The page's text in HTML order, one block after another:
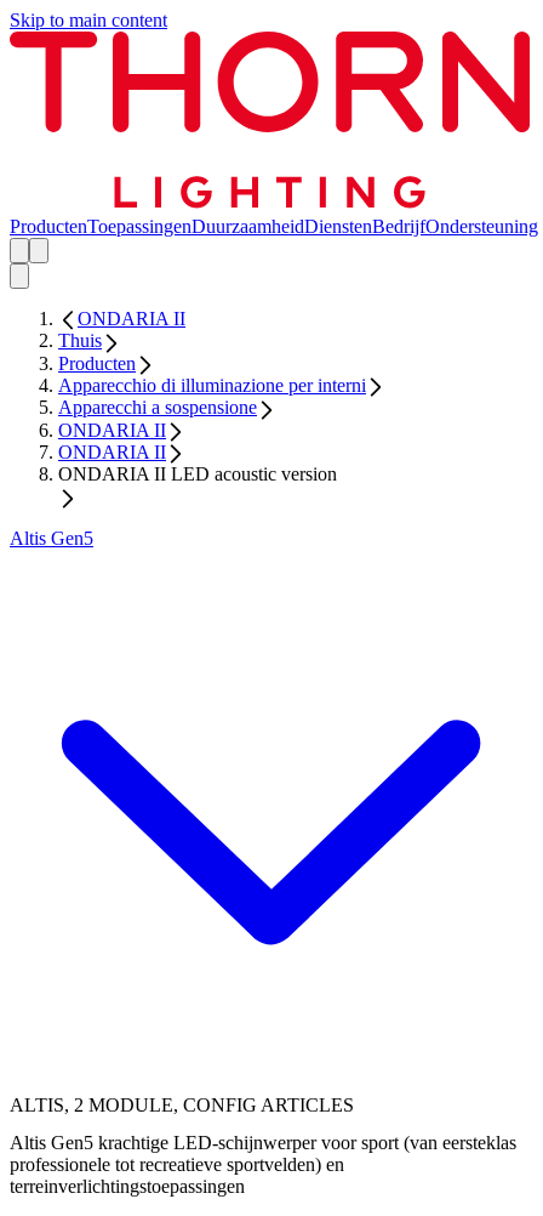
Skip to main content
ProductenToepassingenDuurzaamheidDienstenBedrijfOndersteuning
ONDARIA II
Thuis
Producten
Apparecchio di illuminazione per interni
Apparecchi a sospensione
ONDARIA II
ONDARIA II
ONDARIA II LED acoustic version
Altis Gen5
ALTIS, 2 MODULE, CONFIG ARTICLES
Altis Gen5 krachtige LED-schijnwerper voor sport (van eersteklas
professionele tot recreatieve sportvelden) en
terreinverlichtingstoepassingen